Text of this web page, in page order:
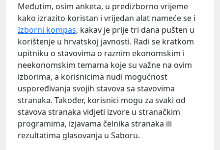
Međutim, osim anketa, u predizborno vrijeme
kako izrazito koristan i vrijedan alat nameće se i
Izborni kompas, kakav je prije tri dana pušten u
korištenje u hrvatskoj javnosti. Radi se kratkom
upitniku o stavovima o raznim ekonomskim i
neekonomskim temama koje su važne na ovim
izborima, a korisnicima nudi mogućnost
uspoređivanja svojih stavova sa stavovima
stranaka. Također, korisnici mogu za svaki od
stavova stranaka vidjeti izvore u stranačkim
programima, izjavama čelnika stranaka ili
rezultatima glasovanja u Saboru.